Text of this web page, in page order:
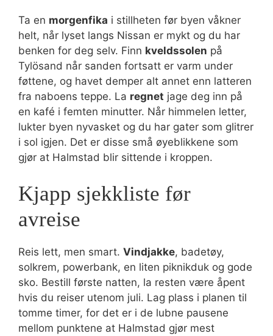
Ta en morgenfika i stillheten før byen våkner
helt, når lyset langs Nissan er mykt og du har
benken for deg selv. Finn kveldssolen på
Tylösand når sanden fortsatt er varm under
føttene, og havet demper alt annet enn latteren
fra naboens teppe. La regnet jage deg inn på
en kafé i femten minutter. Når himmelen letter,
lukter byen nyvasket og du har gater som glitrer
i sol igjen. Det er disse små øyeblikkene som
gjør at Halmstad blir sittende i kroppen.
Kjapp sjekkliste før
avreise
Reis lett, men smart. Vindjakke, badetøy,
solkrem, powerbank, en liten piknikduk og gode
sko. Bestill første natten, la resten være åpent
hvis du reiser utenom juli. Lag plass i planen til
tomme timer, for det er i de lubne pausene
mellom punktene at Halmstad gjør mest